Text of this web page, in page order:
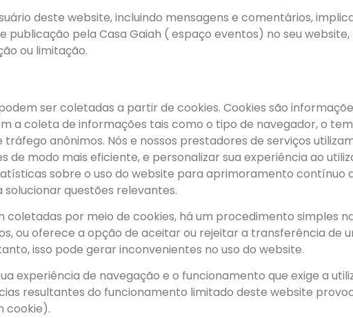
deste website, incluindo mensagens e comentários,
publicação pela Casa Gaiah ( espaço eventos) no seu
ou limitação.
ser coletadas a partir de cookies. Cookies são
a coleta de informações tais como o tipo de navegador, o
anônimos. Nós e nossos prestadores de serviços
de modo mais eficiente, e personalizar sua experiência ao
sobre o uso do website para aprimoramento contínuo
questões relevantes.
coletadas por meio de cookies, há um procedimento simples
ou oferece a opção de aceitar ou rejeitar a transferência de
isso pode gerar inconvenientes no uso do website.
experiência de navegação e o funcionamento que exige a
resultantes do funcionamento limitado deste website
cookie).